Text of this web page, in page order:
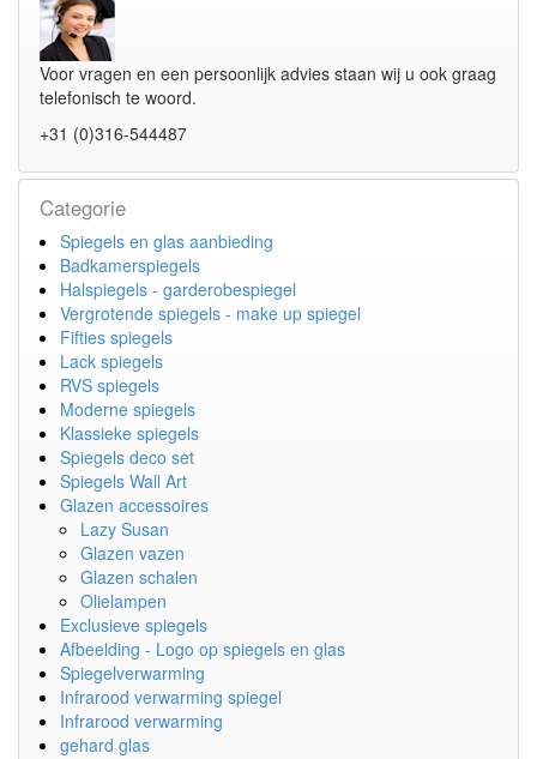
Voor vragen en een persoonlijk advies staan wij u ook graag
telefonisch te woord.
+31 (0)316-544487
Categorie
Spiegels en glas aanbieding
Badkamerspiegels
Halspiegels - garderobespiegel
Vergrotende spiegels - make up spiegel
Fifties spiegels
Lack spiegels
RVS spiegels
Moderne spiegels
Klassieke spiegels
Spiegels deco set
Spiegels Wall Art
Glazen accessoires
Lazy Susan
Glazen vazen
Glazen schalen
Olielampen
Exclusieve spiegels
Afbeelding - Logo op spiegels en glas
Spiegelverwarming
Infrarood verwarming spiegel
Infrarood verwarming
gehard glas